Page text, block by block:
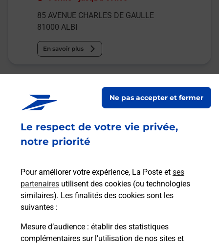
Le respect de votre vie privée,
notre priorité
Pour améliorer votre expérience, La Poste et ses
partenaires utilisent des cookies (ou technologies
similaires). Les finalités des cookies sont les
suivantes :
Mesure d’audience : établir des statistiques
complémentaires sur l’utilisation de nos sites et
Ne pas accepter et fermer
85 AVENUE CHARLES DE GAULLE
81000 ALBI
En savoir plus
La Poste
en ligne
Ouvert 24h/24
Recherchez un autre point de contact